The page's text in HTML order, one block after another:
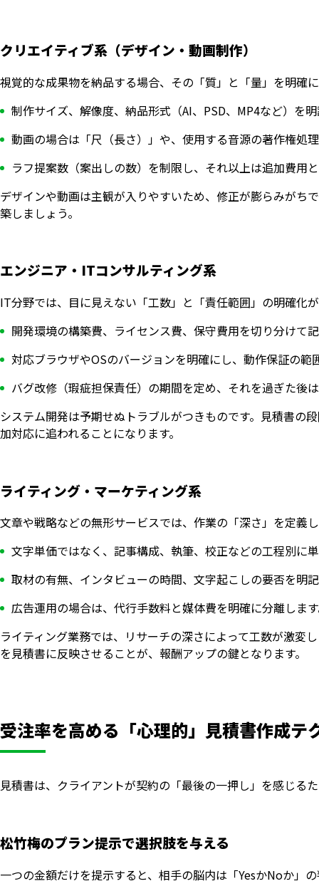
クリエイティブ系（デザイン・動画制作）
視覚的な成果物を納品する場合、その「質」と「量」を明確
制作サイズ、解像度、納品形式（AI、PSD、MP4など）を
動画の場合は「尺（長さ）」や、使用する音源の著作権処
ラフ提案数（案出しの数）を制限し、それ以上は追加費用
デザインや動画は主観が入りやすいため、修正が膨らみがち
築しましょう。
エンジニア・ITコンサルティング系
IT分野では、目に見えない「工数」と「責任範囲」の明確化
開発環境の構築費、ライセンス費、保守費用を切り分けて
対応ブラウザやOSのバージョンを明確にし、動作保証の範
バグ改修（瑕疵担保責任）の期間を定め、それを過ぎた後
システム開発は予期せぬトラブルがつきものです。見積書の
加対応に追われることになります。
ライティング・マーケティング系
文章や戦略などの無形サービスでは、作業の「深さ」を定義
文字単価ではなく、記事構成、執筆、校正などの工程別に
取材の有無、インタビューの時間、文字起こしの要否を明
広告運用の場合は、代行手数料と媒体費を明確に分離しま
ライティング業務では、リサーチの深さによって工数が激変
を見積書に反映させることが、報酬アップの鍵となります。
受注率を高める「心理的」見積書作成テ
見積書は、クライアントが契約の「最後の一押し」を感じる
松竹梅のプラン提示で選択肢を与える
一つの金額だけを提示すると、相手の脳内は「YesかNoか」